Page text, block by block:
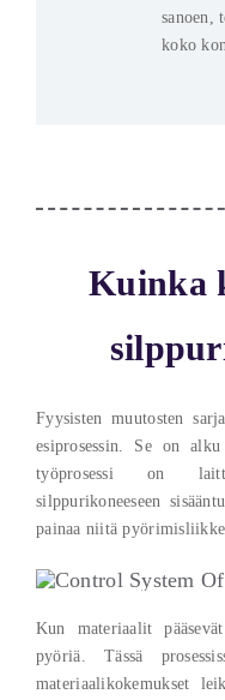
sanoen,
koko
Kuinka
Fyysisten muutosten
esiprosessin. Se on alku
työprosessi on
silppurikoneeseen
painaa niitä
Kun materiaalit
pyöriä. Tässä
materiaalikokemukset